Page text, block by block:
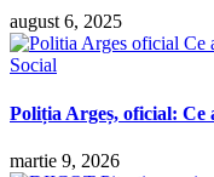
august 6, 2025
Social
Poliția Argeș, oficial:
martie 9, 2026